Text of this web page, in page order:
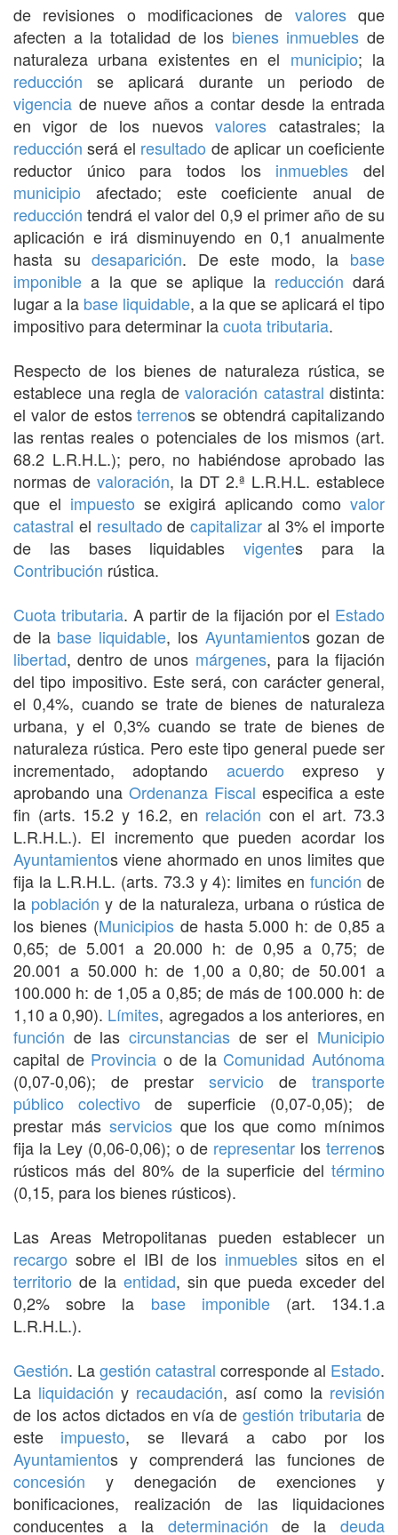
de revisiones o modificaciones de valoresque
afecten a la totalidad de los bienes inmuebles de
naturaleza urbana existentes en el municipio; la
reducción se aplicará durante un periodo de
vigencia de nueve años a contar desde la entrada
en vigor de los nuevosvalores catastrales; la
reducción será el resultado de aplicar un coeficiente
reductor único para todos los inmuebles del
municipio afectado; este coeficiente anual de
reducción tendrá el valor del 0,9 el primer año de su
aplicación e irá disminuyendo en 0,1 anualmente
hasta sudesaparición. De este modo, la base
imponible a la que se aplique la reducción dará
lugar a la base liquidable, a la que se aplicará el tipo
impositivo para determinar lacuota tributaria.
Respecto de los bienes de naturaleza rústica, se
establece una regla de valoración catastral distinta:
el valor de estosterrenos se obtendrá capitalizando
las rentas reales o potenciales de los mismos (art.
68.2 L.R.H.L.); pero, no habiéndose aprobado las
normas de valoración, la DT 2.ª L.R.H.L. establece
que el impuesto se exigirá aplicando comovalor
catastral el resultado de capitalizar al 3% el importe
de las bases liquidablesvigentes para la
Contribución rústica.
Cuota tributaria. A partir de la fijación por el Estado
de la base liquidable, los Ayuntamientos gozan de
libertad, dentro de unos márgenes, para la fijación
del tipo impositivo. Este será, con carácter general,
el 0,4%, cuando se trate de bienes de naturaleza
urbana, y el 0,3% cuando se trate de bienes de
naturaleza rústica. Pero este tipo general puede ser
incrementado, adoptando acuerdo expreso y
aprobando una Ordenanza Fiscal especifica a este
fin (arts. 15.2 y 16.2, en relación con el art. 73.3
L.R.H.L.). El incremento que pueden acordar los
Ayuntamientos viene ahormado en unos limites que
fija la L.R.H.L. (arts. 73.3 y 4): limites enfunción de
la población y de la naturaleza, urbana o rústica de
los bienes (Municipiosde hasta 5.000 h: de 0,85 a
0,65; de 5.001 a 20.000 h: de 0,95 a 0,75; de
20.001 a 50.000 h: de 1,00 a 0,80; de 50.001 a
100.000 h: de 1,05 a 0,85; de más de 100.000 h: de
1,10 a 0,90). Límites, agregados a los anteriores, en
función de lascircunstancias de ser el Municipio
capital de Provincia o de la Comunidad Autónoma
(0,07-0,06); de prestar servicio de transporte
público
colectivo de superficie (0,07-0,05); de
prestar más serviciosque los que como mínimos
fija la Ley (0,06-0,06); o de representar los terrenos
rústicos más del 80% de la superficie del término
(0,15, para los bienes rústicos).
Las Areas Metropolitanas pueden establecer un
recargo sobre el IBI de los inmuebles sitos en el
territorio de la entidad, sin que pueda exceder del
0,2% sobre la base imponible(art. 134.1.a
L.R.H.L.).
Gestión. Lagestión catastral corresponde al Estado.
La liquidación y recaudación, así como la revisión
de los actos dictados en vía degestión tributaria de
este impuesto, se llevará a cabo por los
Ayuntamientos y comprenderá las funciones de
concesión y denegación de exenciones y
bonificaciones, realización de las liquidaciones
conducentes a la determinación de la deuda